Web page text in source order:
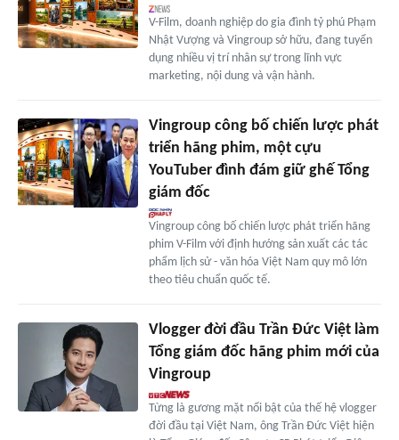
V-Film, doanh nghiệp do gia đình tỷ phú Phạm
Nhật Vượng và Vingroup sở hữu, đang tuyển
dụng nhiều vị trí nhân sự trong lĩnh vực
marketing, nội dung và vận hành.
Vingroup công bố chiến lược phát
triển hãng phim, một cựu
YouTuber đình đám giữ ghế Tổng
giám đốc
Vingroup công bố chiến lược phát triển hãng
phim V-Film với định hướng sản xuất các tác
phẩm lịch sử - văn hóa Việt Nam quy mô lớn
theo tiêu chuẩn quốc tế.
Vlogger đời đầu Trần Đức Việt làm
Tổng giám đốc hãng phim mới của
Vingroup
Từng là gương mặt nổi bật của thế hệ vlogger
đời đầu tại Việt Nam, ông Trần Đức Việt hiện